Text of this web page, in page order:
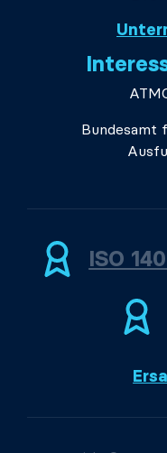
Bundesamt
ISO